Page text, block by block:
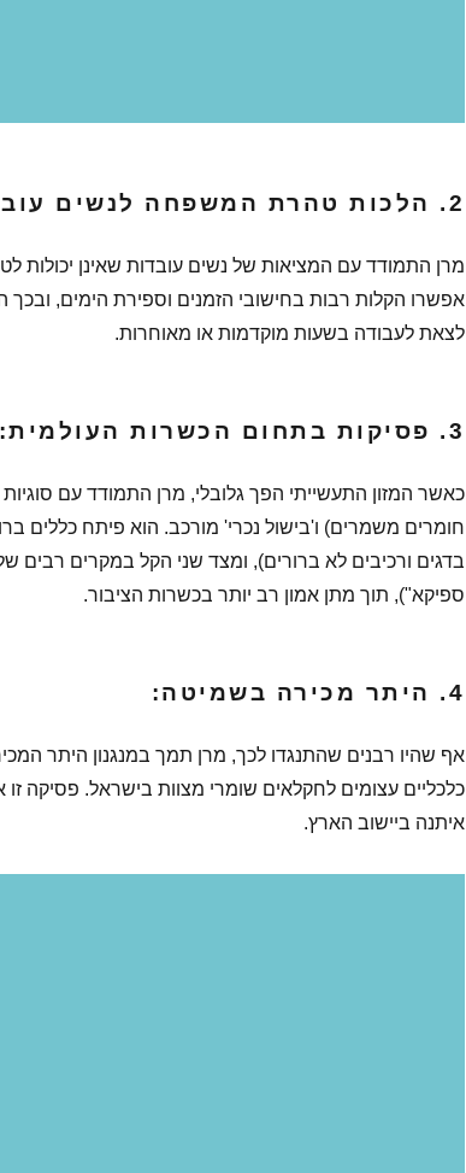
2. הלכות טהרת המשפחה לנשים עובדות:
מרן התמודד עם המציאות של נשים עובדות שאינן יכולות
אפשרו הקלות רבות בחישובי הזמנים וספירת הימים, ובכך
לצאת לעבודה בשעות מוקדמות או מאוחרות.
3. פסיקות בתחום הכשרות העולמית:
כאשר המזון התעשייתי הפך גלובלי, מרן התמודד עם סוגיות
חומרים משמרים) ו'בישול נכרי' מורכב. הוא פיתח כללים
בדגים ורכיבים לא ברורים), ומצד שני הקל במקרים רבים
ספיקא"), תוך מתן אמון רב יותר בכשרות הציבור.
4. היתר מכירה בשמיטה:
אף שהיו רבנים שהתנגדו לכך, מרן תמך במנגנון היתר
כלכליים עצומים לחקלאים שומרי מצוות בישראל. פסיקה
איתנה ביישוב הארץ.